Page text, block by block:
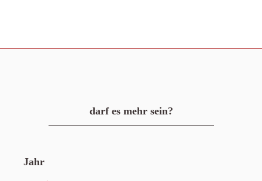
darf es mehr sein?
Jahr